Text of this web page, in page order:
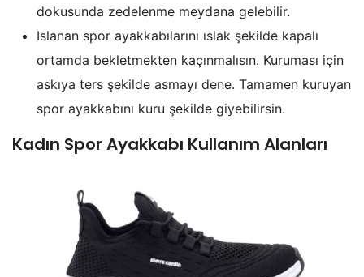
dokusunda zedelenme meydana gelebilir.
Islanan spor ayakkabılarını ıslak şekilde kapalı
ortamda bekletmekten kaçınmalısın. Kuruması için
askıya ters şekilde asmayı dene. Tamamen kuruyan
spor ayakkabını kuru şekilde giyebilirsin.
Kadın Spor Ayakkabı Kullanım Alanları